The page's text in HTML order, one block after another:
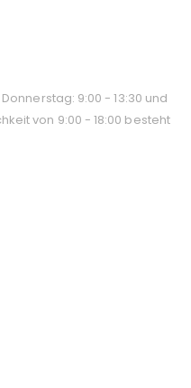
9:00 - 13:30 und
von 9:00 - 18:00 besteht